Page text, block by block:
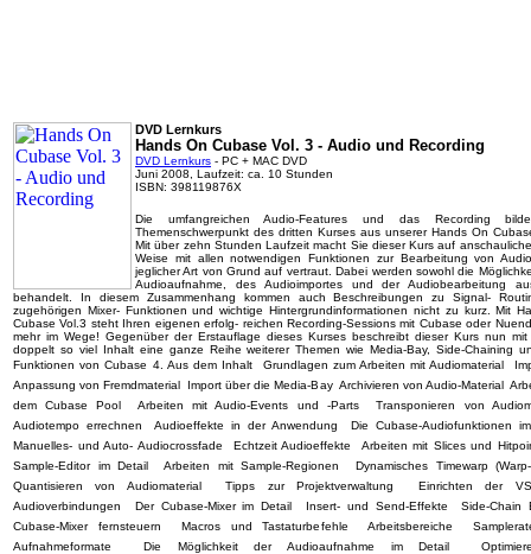
DVD Lernkurs
Hands On Cubase Vol. 3 - Audio und Recording
DVD Lernkurs - PC + MAC DVD
Juni 2008, Laufzeit: ca. 10 Stunden
ISBN: 398119876X
Die umfangreichen Audio-Features und das Recording
Themenschwerpunkt des dritten Kurses aus unserer Hands On
Mit über zehn Stunden Laufzeit macht Sie dieser Kurs auf
Weise mit allen notwendigen Funktionen zur Bearbeitung von
jeglicher Art von Grund auf vertraut. Dabei werden sowohl die
Audioaufnahme, des Audioimportes und der Audiobearbeitung
behandelt. In diesem Zusammenhang kommen auch Beschreibungen zu Signal-
zugehörigen Mixer- Funktionen und wichtige Hintergrundinformationen nicht zu kurz. Mit
Cubase Vol.3 steht Ihren eigenen erfolg- reichen Recording-Sessions mit Cubase oder
mehr im Wege! Gegenüber der Erstauflage dieses Kurses beschreibt dieser Kurs nun mit
doppelt so viel Inhalt eine ganze Reihe weiterer Themen wie Media-Bay, Side-Chaining
Funktionen von Cubase 4. Aus dem Inhalt  Grundlagen zum Arbeiten mit Audiomaterial 
Anpassung von Fremdmaterial  Import über die Media-Bay  Archivieren von Audio-Material 
dem Cubase Pool  Arbeiten mit Audio-Events und -Parts  Transponieren von
Audiotempo errechnen  Audioeffekte in der Anwendung  Die Cubase-Audiofunktionen im
Manuelles- und Auto- Audiocrossfade  Echtzeit Audioeffekte  Arbeiten mit Slices und
Sample-Editor im Detail  Arbeiten mit Sample-Regionen  Dynamisches Timewarp (Warp-
Quantisieren von Audiomaterial  Tipps zur Projektverwaltung  Einrichten der
Audioverbindungen  Der Cubase-Mixer im Detail  Insert- und Send-Effekte  Side-Chain
Cubase-Mixer fernsteuern  Macros und Tastaturbefehle  Arbeitsbereiche 
Aufnahmeformate  Die Möglichkeit der Audioaufnahme im Detail 